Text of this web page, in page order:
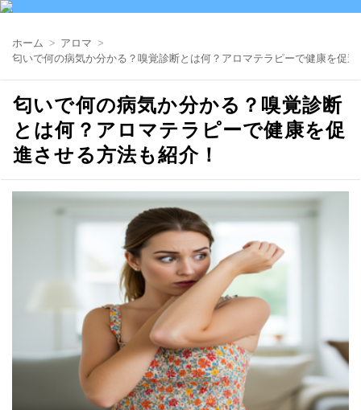
ホーム
アロマ
匂いで何の病気か分かる？嗅覚診断とは何？アロマテラピーで健康を促
匂いで何の病気か分かる？嗅覚診断
とは何？アロマテラピーで健康を促
進させる方法も紹介！